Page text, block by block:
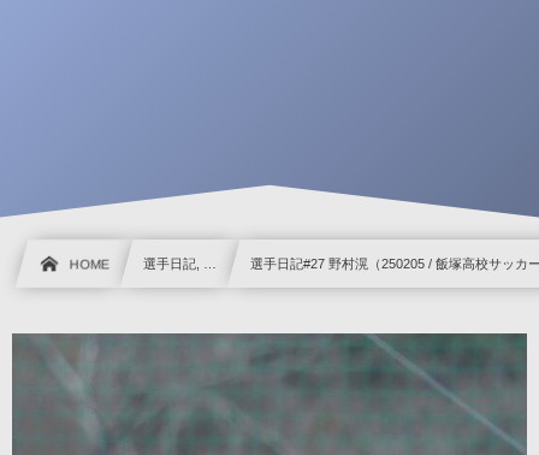
HOME 選手日記, … 選手日記#27 野村滉（250205 / 飯塚高校サッカ